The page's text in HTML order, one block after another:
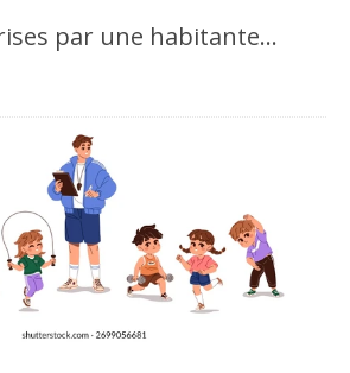
par une habitante…